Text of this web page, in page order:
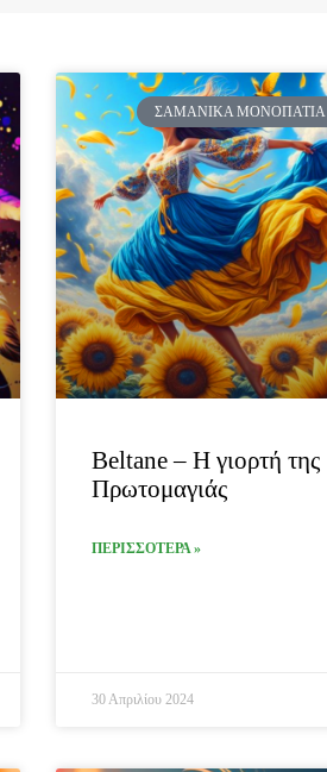
ΣΑΜΑΝΙΚΆ ΜΟΝΟΠΆΤΙΑ
Beltane – Η γιορτή της
Πρωτομαγιάς
ΠΕΡΙΣΣΟΤΕΡΑ »
30 Απριλίου 2024